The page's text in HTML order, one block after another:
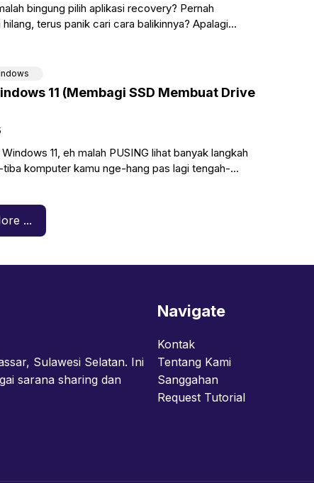
bingung pilih aplikasi recovery? Pernah
terus panik cari cara balikinnya? Apalagi
11 (Membagi SSD Membuat Drive
11, eh malah PUSING lihat banyak langkah
komputer kamu nge-hang pas lagi tengah-
...
Sulawesi Selatan. Ini
sarana sharing dan
Navigate
Kontak
Tentang Kami
Sanggahan
Request Tutorial